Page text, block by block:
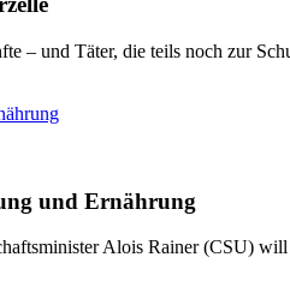
– und Täter, die teils noch zur
und Ernährung
Alois Rainer (CSU)